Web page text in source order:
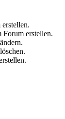
Forum erstellen.
ändern.
löschen.